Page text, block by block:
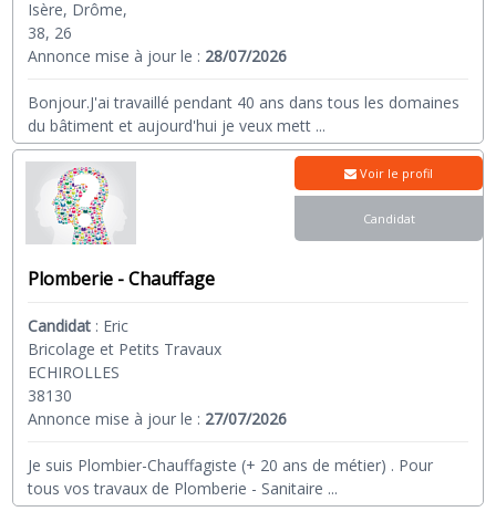
Isère, Drôme,
38, 26
Annonce mise à jour le : 28/07/2026
Bonjour.J'ai travaillé pendant 40 ans dans tous les domaines
du bâtiment et aujourd'hui je veux mett ...
Plomberie - Chauffage
Candidat : Eric
Bricolage et Petits Travaux
ECHIROLLES
38130
Annonce mise à jour le : 27/07/2026
Je suis Plombier-Chauffagiste (+ 20 ans de métier) . Pour
tous vos travaux de Plomberie - Sanitaire ...
Voir le profil
Candidat